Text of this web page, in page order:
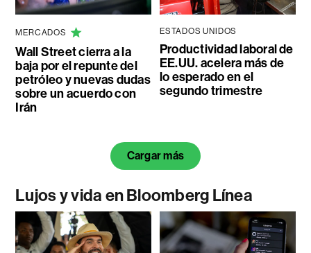
MERCADOS
Wall Street cierra a la
baja por el repunte del
petróleo y nuevas dudas
sobre un acuerdo con
Irán
ESTADOS UNIDOS
Productividad laboral de
EE.UU. acelera más de
lo esperado en el
segundo trimestre
Cargar más
Lujos y vida en Bloomberg Línea